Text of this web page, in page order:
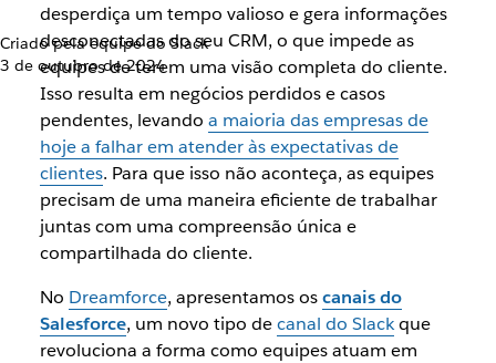
Criado pela equipe do Slack
3 de outubro de 2024
desperdiça um tempo valioso e gera informações
desconectadas do seu CRM, o que impede as
equipes de terem uma visão completa do cliente.
Isso resulta em negócios perdidos e casos
pendentes, levando a maioria das empresas de
hoje a falhar em atender às expectativas de
clientes. Para que isso não aconteça, as equipes
precisam de uma maneira eficiente de trabalhar
juntas com uma compreensão única e
compartilhada do cliente.
No Dreamforce, apresentamos oscanais do
Salesforce, um novo tipo decanal do Slackque
revoluciona a forma como equipes atuam em